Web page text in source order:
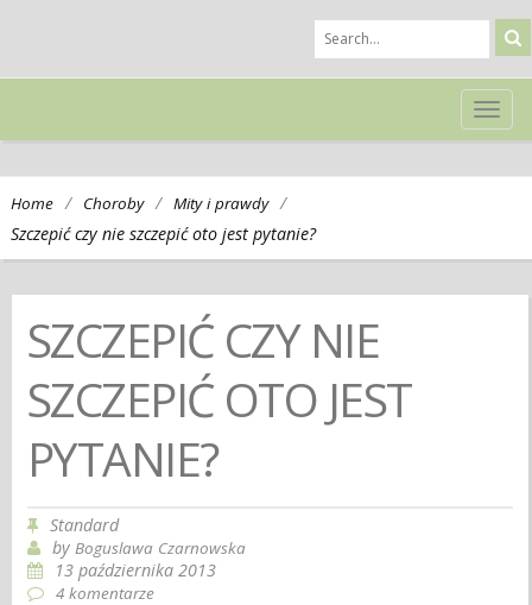
Home / Choroby / Mity i prawdy /
Szczepić czy nie szczepić oto jest pytanie?
SZCZEPIĆ CZY NIE
SZCZEPIĆ OTO JEST
PYTANIE?
Standard
byBoguslawa Czarnowska
13 października 2013
4 komentarze